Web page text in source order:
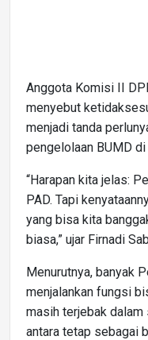
Anggota Komisi II
menyebut
menjadi tanda
pengelolaan BUMD di
“Harapan kita jelas:
PAD. Tapi
yang bisa kita
biasa,” ujar Firnadi
Menurutnya, banyak
menjalankan fungsi
masih terjebak
antara tetap sebagai